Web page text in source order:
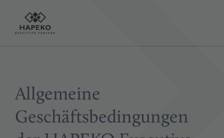
Allgemeine
Geschäftsbedingungen